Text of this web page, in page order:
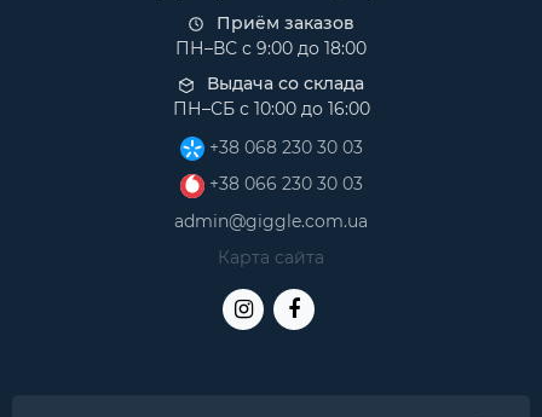
Приём заказов
ПН–ВС с 9:00 до 18:00
Выдача со склада
ПН–СБ с 10:00 до 16:00
+38 068 230 30 03
+38 066 230 30 03
admin@giggle.com.ua
Карта сайта